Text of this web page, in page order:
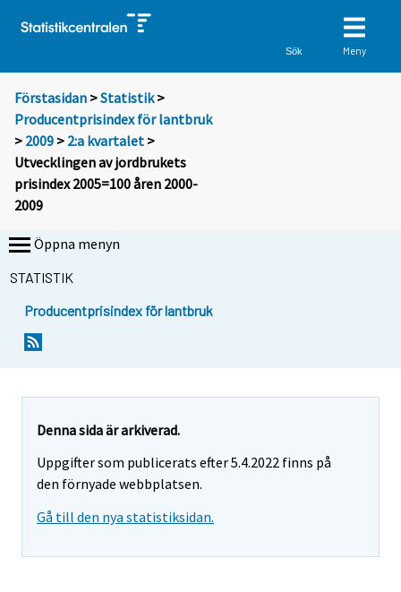
Sök Meny
Förstasidan >Statistik >
Producentprisindex för lantbruk
> 2009 > 2:a kvartalet >
Utvecklingen av jordbrukets
prisindex 2005=100 åren 2000-
2009
Öppna menyn
STATISTIK
Producentprisindex för lantbruk
Denna sida är arkiverad.
Uppgifter som publicerats efter 5.4.2022 finns på
den förnyade webbplatsen.
Gå till den nya statistiksidan.